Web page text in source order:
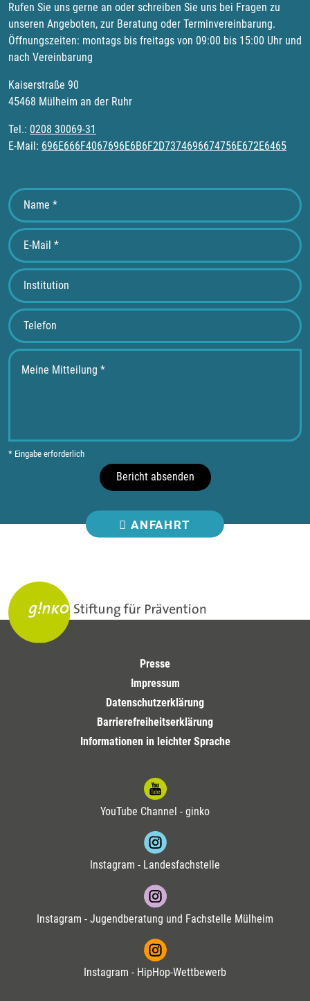
Rufen Sie uns gerne an oder schreiben Sie uns bei Fragen zu
unseren Angeboten, zur Beratung oder Terminvereinbarung.
Öffnungszeiten: montags bis freitags von 09:00 bis 15:00 Uhr und
nach Vereinbarung
Kaiserstraße 90
45468 Mülheim an der Ruhr
Tel.: 0208 30069-31
E-Mail: 696E666F4067696E6B6F2D7374696674756E672E6465
* Eingabe erforderlich
Bericht absenden
ANFAHRT
Presse
Impressum
Datenschutzerklärung
Barrierefreiheitserklärung
Informationen in leichter Sprache
YouTube Channel - ginko
Instagram - Landesfachstelle
Instagram - Jugendberatung und Fachstelle Mülheim
Instagram - HipHop-Wettbewerb